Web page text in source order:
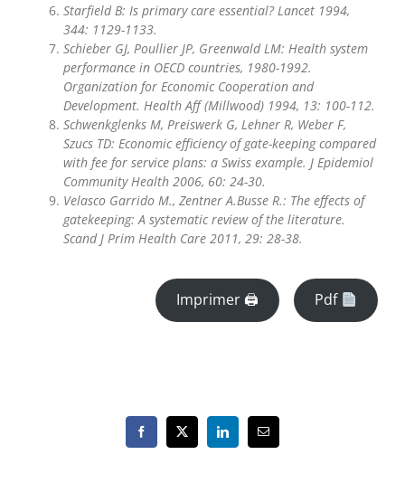
Starfield B: Is primary care essential? Lancet 1994,
344: 1129-1133.
Schieber GJ, Poullier JP, Greenwald LM: Health system
performance in OECD countries, 1980-1992.
Organization for Economic Cooperation and
Development. Health Aff (Millwood) 1994, 13: 100-112.
Schwenkglenks M, Preiswerk G, Lehner R, Weber F,
Szucs TD: Economic efficiency of gate-keeping compared
with fee for service plans: a Swiss example. J Epidemiol
Community Health 2006, 60: 24-30.
Velasco Garrido M., Zentner A.Busse R.: The effects of
gatekeeping: A systematic review of the literature.
Scand J Prim Health Care 2011, 29: 28-38.
Imprimer 🖨 Pdf
Facebook
X LinkedInEmail